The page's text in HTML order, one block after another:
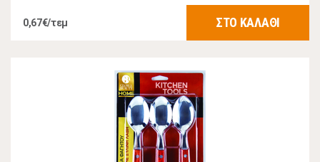
0,67€/τεμ ΣΤΟ ΚΑΛΑΘΙ